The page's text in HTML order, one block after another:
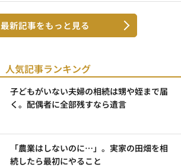
最新記事をもっと見る
人気記事ランキング
子どもがいない夫婦の相続は甥や姪まで届
く。配偶者に全部残すなら遺言
「農業はしないのに…」。実家の田畑を相
続したら最初にやること